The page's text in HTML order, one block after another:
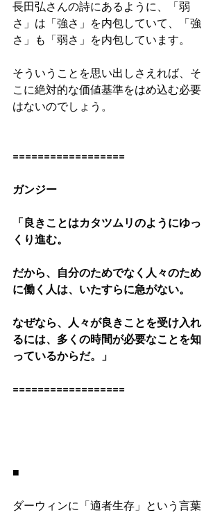
長田弘さんの詩にあるように、「弱
さ」は「強さ」を内包していて、「強
さ」も「弱さ」を内包しています。
そういうことを思い出しさえれば、そ
こに絶対的な価値基準をはめ込む必要
はないのでしょう。
==================
ガンジー
「良きことはカタツムリのようにゆっ
くり進む。
だから、自分のためでなく人々のため
に働く人は、いたすらに急がない。
なぜなら、人々が良きことを受け入れ
るには、多くの時間が必要なことを知
っているからだ。」
==================
■
ダーウィンに「適者生存」という言葉